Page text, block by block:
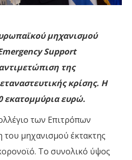
μηχανισμού
Support
της
κρίσης. Η
εκατομμύρια ευρώ.
των Επιτρόπων
του μηχανισμού έκτακτης
Το συνολικό ύψος